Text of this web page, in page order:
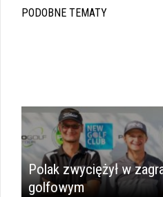
PODOBNE TEMATY
Polak zwyciężył w
golfowym